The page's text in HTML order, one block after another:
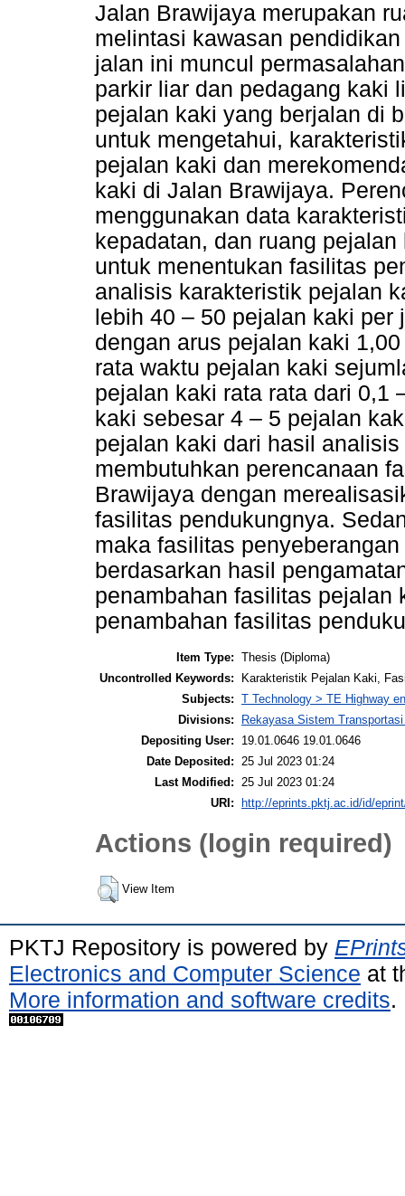
Jalan Brawijaya merupakan
melintasi kawasan
jalan ini muncul
parkir liar dan pedagang kaki
pejalan kaki yang berjalan di
untuk mengetahui,
pejalan kaki dan
kaki di Jalan Brawijaya.
menggunakan data
kepadatan, dan ruang
untuk menentukan fasilitas
analisis karakteristik pejalan
lebih 40 – 50 pejalan kaki
dengan arus pejalan kaki
rata waktu pejalan kaki
pejalan kaki rata rata dari 0,1
kaki sebesar 4 – 5 pejalan
pejalan kaki dari hasil
membutuhkan perencanaan
Brawijaya dengan
fasilitas pendukungnya.
maka fasilitas
berdasarkan hasil
penambahan fasilitas pejalan
penambahan fasilitas
Item Type: Thesis (Diploma)
Uncontrolled Keywords:
Karakteristik Pejalan Kaki,
Subjects: T Technology > TE Highway
Divisions:
Rekayasa Sistem
Depositing User:
19.01.0646 19.01.0646
Date Deposited: 25 Jul 2023 01:24
Last Modified: 25 Jul 2023 01:24
URI:
http://eprints.pktj.ac.id/id/
Actions (login required)
View Item
PKTJ Repository is powered by
Electronics and Computer Science at
More information and software credits.